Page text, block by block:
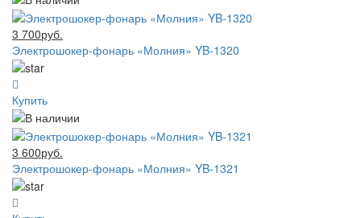
3 700руб.
Электрошокер-фонарь «Молния» YB-1320
Купить
3 600руб.
Электрошокер-фонарь «Молния» YB-1321